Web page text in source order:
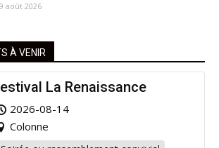
9 août 2026
À VENIR
La Renaissance
2026-08-14
Colonne